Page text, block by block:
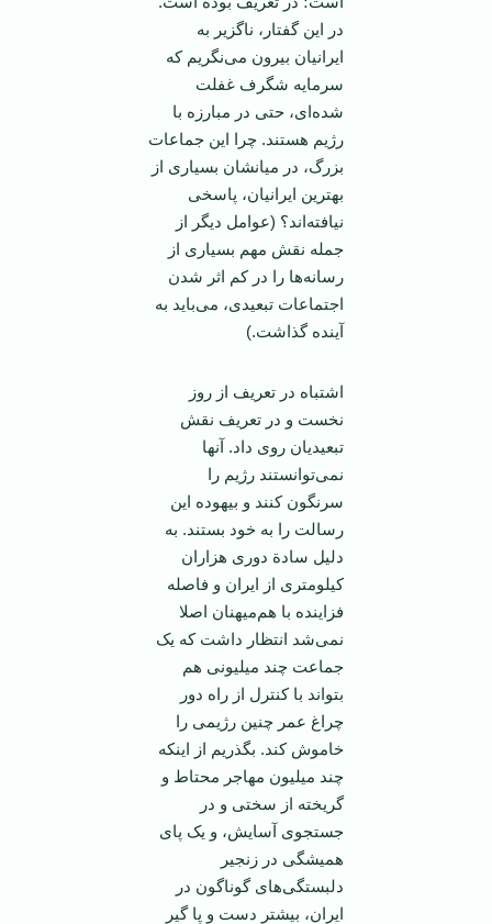
در اين گفتار، ناگزير به
ايرانيان بيرون می‌نگريم که
سرمايه شگرف غفلت
شده‌ای، حتی در مبارزه با
رژيم هستند. چرا اين جماعات
بزرگ، در ميانشان بسياری از
بهترين ايرانيان، پاسخی
نيافته‌اند؟ (عوامل ديگر از
جمله نقش مهم بسياری از
رسانه‌ها را در کم اثر شدن
اجتماعات تبعيدی، می‌بايد به
آينده گذاشت.)
اشتباه در تعريف از روز
نخست و در تعريف نقش
تبعيديان روی داد. آنها
نمی‌توانستند رژيم را
سرنگون کنند و بيهوده اين
رسالت را به خود بستند. به
دليل سادة دوری هزاران
کيلومتری از ايران و فاصله
فزاينده با هم‌ميهنان اصلا
نمی‌شد انتظار داشت که يک
جماعت چند ميليونی هم
بتواند با کنترل از راه دور
چراغ عمر چنين رژيمی را
خاموش کند. بگذريم از اينکه
چند ميليون مهاجر محتاط و
گريخته از سختی و در
جستجوی آسايش، و يک پای
هميشگی در زنجير
دلبستگی‌های گوناگون در
ايران، بيشتر دست و پا گير